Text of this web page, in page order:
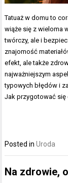
Tatuaż w domu to
wiąże się z wieloma
twórczy, ale i
znajomość
efekt, ale także
najważniejszym
typowych błędów i
Jak przygotować się
Posted inUroda
Na zdrowie,